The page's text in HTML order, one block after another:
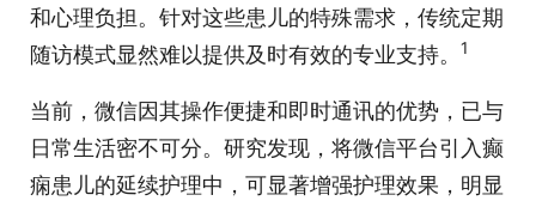
和心理负担。针对这些患儿的特殊需求，传统定期
随访模式显然难以提供及时有效的专业支持。
1
当前，微信因其操作便捷和即时通讯的优势，已与
日常生活密不可分。研究发现，将微信平台引入癫
痫患儿的延续护理中，可显著增强护理效果，明显